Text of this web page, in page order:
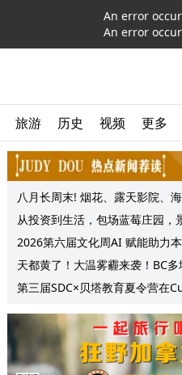
An error
An error
旅游 历史 视频 更多
八月长周末! 烟花、露天影院、
节庆, 大温哥华各种精彩活动上
从投资到生活，包场蓝莓庄园，
户共享夏日”莓”好时光
2026第六届文化周AI 赋能助力
务提质升级
天都黄了！大温雾霾来袭！BC多
质量预警 最高可达35°C！
第三届SDC×贝塔教育夏令营在